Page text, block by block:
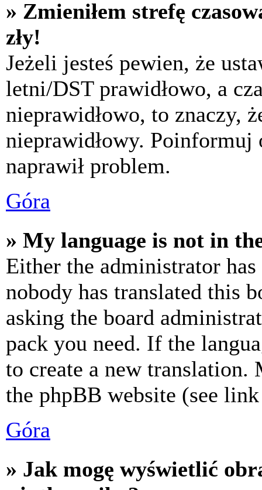
» Zmieniłem strefę
zły!
Jeżeli jesteś pewien, że
letni/DST prawidłowo, a
nieprawidłowo, to znaczy,
nieprawidłowy.
naprawił problem.
Góra
» My language is not in
Either the administrator
nobody has translated this
asking the board
pack you need. If the
to create a new
the phpBB website (see
Góra
» Jak mogę wyświetlić